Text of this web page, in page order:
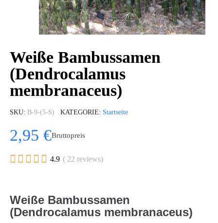
Weiße Bambussamen
(Dendrocalamus
membranaceus)
SKU B-9-(5-S) KATEGORIE Startseite
2,95 €Bruttopreis
     4.9 ( 22 reviews)
Weiße Bambussamen
(Dendrocalamus membranaceus)